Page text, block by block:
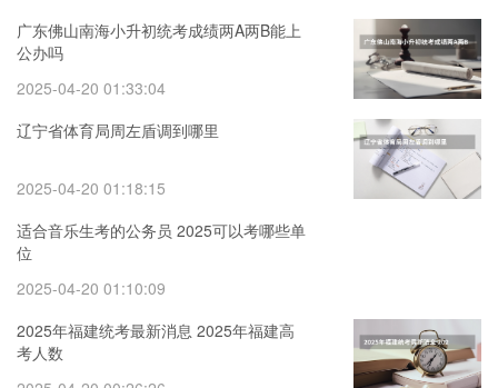
广东佛山南海小升初统考成绩两A两B能上
公办吗
2025-04-20 01:33:04
辽宁省体育局周左盾调到哪里
2025-04-20 01:18:15
适合音乐生考的公务员 2025可以考哪些单
位
2025-04-20 01:10:09
2025年福建统考最新消息 2025年福建高
考人数